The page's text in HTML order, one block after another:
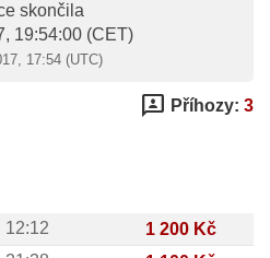
skončila
19:54:00(CET)
17:54 (UTC)
3p Příhozy: 3
12:12
1 200 Kč